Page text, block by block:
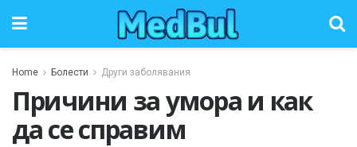
Home Болести Други заболявания
Причини за умора и как
да се справим